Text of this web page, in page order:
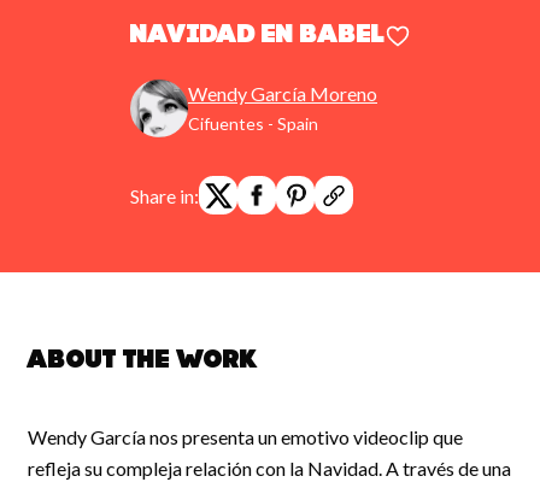
Navidad en Babel
Wendy García Moreno
Cifuentes - Spain
Share in:
About the work
Wendy García nos presenta un emotivo videoclip que
refleja su compleja relación con la Navidad. A través de una